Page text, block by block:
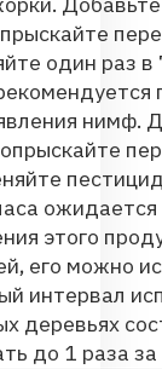
один раз
нимф.
этого
его можно
интервал
деревьях
до 1 раза